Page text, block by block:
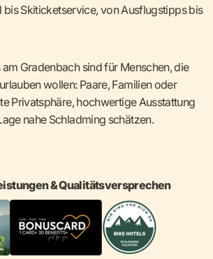
bis Skiticketservice, von Ausflugstipps bis
Gradenbach sind für Menschen, die
wollen: Paare, Familien oder
Privatsphäre, hochwertige Ausstattung
nahe Schladming schätzen.
& Qualitätsversprechen